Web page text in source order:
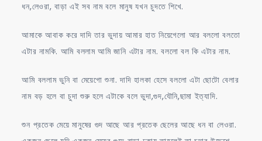
ধন,লেওরা, বাড়া এই সব নাম বলে মানুষ যখন চুদতে শিখে.
আমাকে আবাক করে দাদি তার ভুদায় আমার হাত নিয়েগেলো আর বললো বলতো
এটার নামকি. আমি বললাম আমি জানি এটার নাম. বললো বল কি এটার নাম.
আমি বললাম ভুনি বা মেয়েগো শুনা. দাদি হালকা হেসে বললো এটা ছোটো বেলার
নাম বড় হলে বা চুদা শুরু হলে এটাকে বলে ভুদা,গুদ,যৌনি,ছামা ইত্যাদি.
শুন প্রতেক মেয়ে মানুষের গুদ আছে আর প্রতেক ছেলের আছে ধন বা লেওরা.